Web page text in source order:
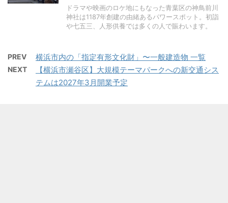
ドラマや映画のロケ地にもなった青葉区の神鳥前川
神社は1187年創建の由緒あるパワースポット。初詣
や七五三、人形供養では多くの人で賑わいます。
PREV 横浜市内の「指定有形文化財」〜一般建造物 一覧
NEXT
【横浜市瀬谷区】大規模テーマパークへの新交通シス
テムは2027年3月開業予定